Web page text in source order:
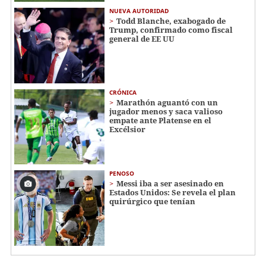
NUEVA AUTORIDAD
Todd Blanche, exabogado de
Trump, confirmado como fiscal
general de EE UU
CRÓNICA
Marathón aguantó con un
jugador menos y saca valioso
empate ante Platense en el
Excélsior
PENOSO
Messi iba a ser asesinado en
Estados Unidos: Se revela el plan
quirúrgico que tenían